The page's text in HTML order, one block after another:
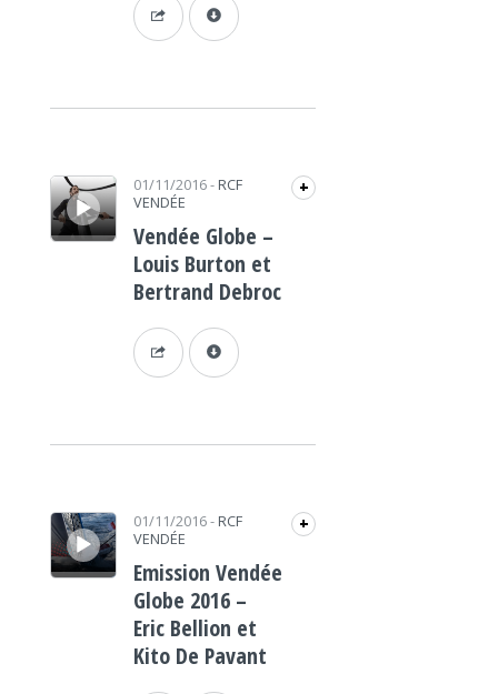
Lecteur audio 01/11/2016- RCF
VENDÉE
+
Vendée Globe –
Louis Burton et
Bertrand Debroc
Lecteur audio 01/11/2016- RCF
VENDÉE
+
Emission Vendée
Globe 2016 –
Eric Bellion et
Kito De Pavant